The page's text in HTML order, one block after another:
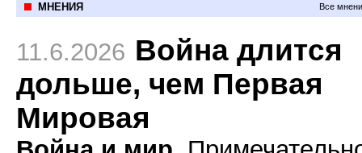
МНЕНИЯ Все
11.6.2026 Война длится
дольше, чем Первая
Мировая